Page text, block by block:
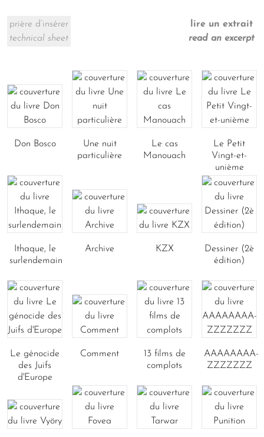
prière d’insérer
technical sheet
lire un extrait
read an excerpt
Don Bosco
Une nuit
particulière
Le cas
Manouach
Le Petit
Vingt-et-
unième
Ithaque, le
surlendemain
Archive KZX
Dessiner (2è
édition)
Le génocide
des Juifs
d'Europe
Comment
13 films de
complots
AAAAAAAA-
ZZZZZZZ